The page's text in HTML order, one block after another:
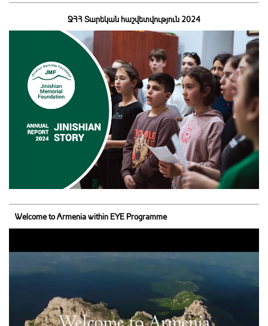
ՋՀՀ Տարեկան հաշվետվություն 2024
Welcome to Armenia within EYE Programme